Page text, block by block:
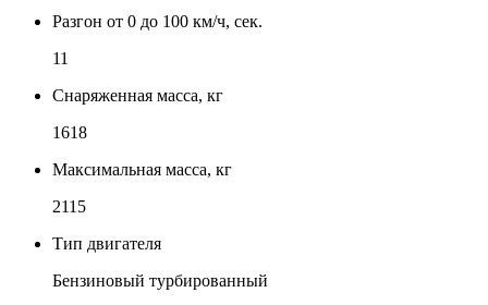
Разгон от 0 до 100 км/ч, сек.
11
Снаряженная масса, кг
1618
Максимальная масса, кг
2115
Тип двигателя
Бензиновый турбированный